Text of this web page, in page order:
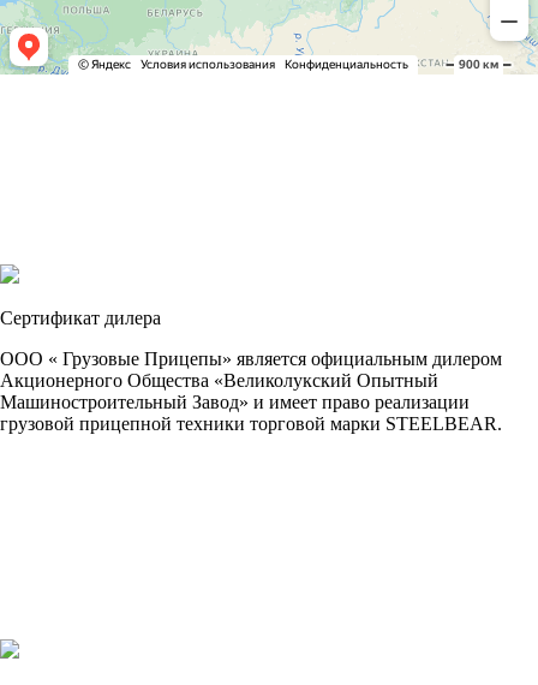
Сертификат дилера
ООО « Грузовые Прицепы» является официальным дилером
Акционерного Общества «Великолукский Опытный
Машиностроительный Завод» и имеет право реализации
грузовой прицепной техники торговой марки STEELBEAR.